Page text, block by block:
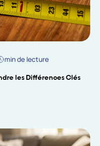
min de lecture
les Différences Clés